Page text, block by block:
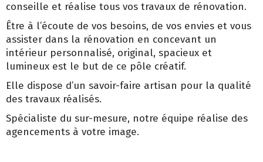
conseille et réalise tous vos travaux de rénovation.
Être à l’écoute de vos besoins, de vos envies et vous
assister dans la rénovation en concevant un
intérieur personnalisé, original, spacieux et
lumineux est le but de ce pôle créatif.
Elle dispose d’un savoir-faire artisan pour la qualité
des travaux réalisés.
Spécialiste du sur-mesure, notre équipe réalise des
agencements à votre image.